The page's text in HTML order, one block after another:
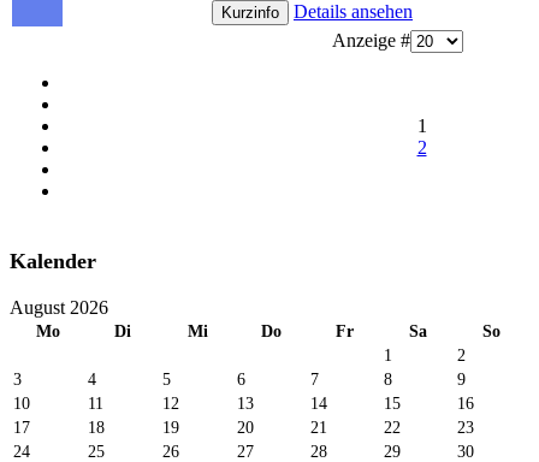
Details ansehen
Anzeige #
1
2
Kalender
August 2026
Mo Di Mi Do Fr Sa
So
1
2
3
4 5 6 7 8
9
10
11 12 13 14 15
16
17
18 19 20 21 22
23
24
25 26 27 28 29
30